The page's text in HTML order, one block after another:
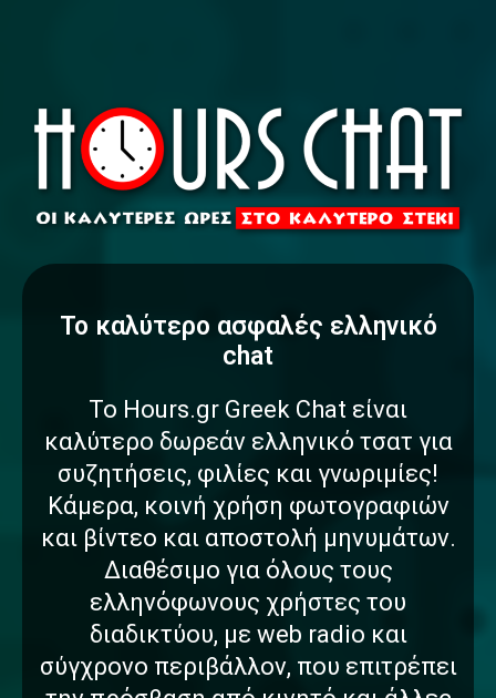
To καλύτερο ασφαλές ελληνικό
chat
Το Hours.gr Greek Chat είναι
καλύτερο δωρεάν ελληνικό τσατ για
συζητήσεις, φιλίες και γνωριμίες!
Κάμερα, κοινή χρήση φωτογραφιών
και βίντεο και αποστολή μηνυμάτων.
Διαθέσιμο για όλους τους
ελληνόφωνους χρήστες του
διαδικτύου, με web radio και
σύγχρονο περιβάλλον, που επιτρέπει